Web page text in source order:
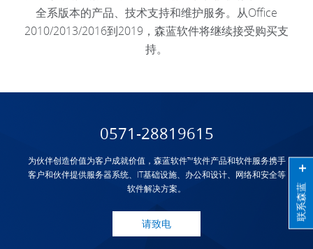
联系森蓝
全系版本的产品、技术支持和维护服务。从Office
2010/2013/2016到2019，森蓝软件将继续接受购买支
持。
0571-28819615
为伙伴创造价值为客户成就价值，森蓝软件™软件产品和软件服务携手
客户和伙伴提供服务器系统、IT基础设施、办公和设计、网络和安全等
软件解决方案。
请致电